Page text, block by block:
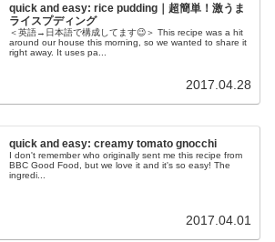
quick and easy: rice pudding｜超簡単！激うま
ライスプディング
＜英語→日本語で構成してます😉＞ This recipe was a hit
around our house this morning, so we wanted to share it
right away. It uses pa...
2017.04.28
quick and easy: creamy tomato gnocchi
I don't remember who originally sent me this recipe from
BBC Good Food, but we love it and it's so easy! The
ingredi...
2017.04.01